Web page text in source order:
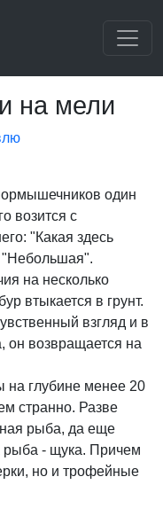
на мели
один
возится с
"Какая здесь
"Небольшая".
на несколько
втыкается в грунт.
взгляд и в
он возвращается на
на глубине менее 20
странно. Разве
рыба, да еще
рыба - щука. Причем
но и трофейные